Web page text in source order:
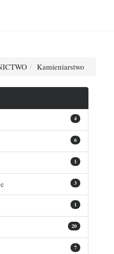
Kamieniarstwo
4
6
1
3
1
20
7